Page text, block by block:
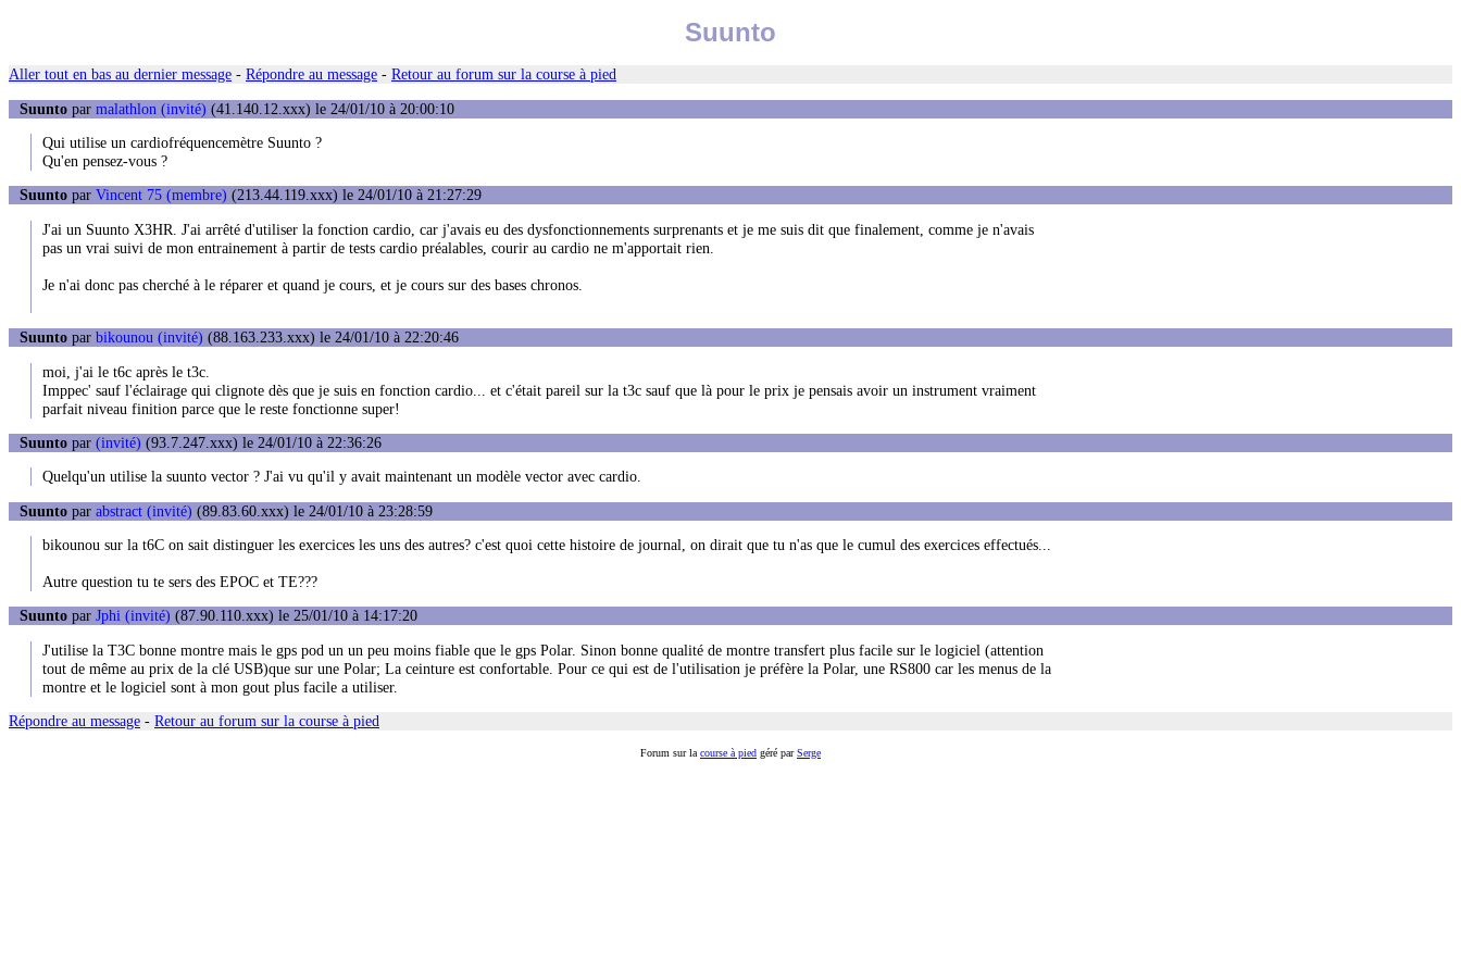
Suunto
Aller tout en bas au dernier message - Répondre au message - Retour au forum sur la course à pied
Suunto par malathlon (invité) (41.140.12.xxx) le 24/01/10 à 20:00:10
Qui utilise un cardiofréquencemètre Suunto ?
Qu'en pensez-vous ?
Suunto par Vincent 75 (membre) (213.44.119.xxx) le 24/01/10 à 21:27:29
J'ai un Suunto X3HR. J'ai arrêté d'utiliser la fonction cardio, car j'avais eu des dysfonctionnements surprenants et je me suis dit que finalement, comme je n'avais
pas un vrai suivi de mon entrainement à partir de tests cardio préalables, courir au cardio ne m'apportait rien.
Je n'ai donc pas cherché à le réparer et quand je cours, et je cours sur des bases chronos.
Suunto par bikounou (invité) (88.163.233.xxx) le 24/01/10 à 22:20:46
moi, j'ai le t6c après le t3c.
Imppec' sauf l'éclairage qui clignote dès que je suis en fonction cardio... et c'était pareil sur la t3c sauf que là pour le prix je pensais avoir un instrument vraiment
parfait niveau finition parce que le reste fonctionne super!
Suunto par (invité) (93.7.247.xxx) le 24/01/10 à 22:36:26
Quelqu'un utilise la suunto vector ? J'ai vu qu'il y avait maintenant un modèle vector avec cardio.
Suunto par abstract (invité) (89.83.60.xxx) le 24/01/10 à 23:28:59
bikounou sur la t6C on sait distinguer les exercices les uns des autres? c'est quoi cette histoire de journal, on dirait que tu n'as que le cumul des exercices effectués...
Autre question tu te sers des EPOC et TE???
Suunto par Jphi (invité) (87.90.110.xxx) le 25/01/10 à 14:17:20
J'utilise la T3C bonne montre mais le gps pod un un peu moins fiable que le gps Polar. Sinon bonne qualité de montre transfert plus facile sur le logiciel (attention
tout de même au prix de la clé USB)que sur une Polar; La ceinture est confortable. Pour ce qui est de l'utilisation je préfère la Polar, une RS800 car les menus de la
montre et le logiciel sont à mon gout plus facile a utiliser.
Répondre au message - Retour au forum sur la course à pied
Forum sur la course à pied géré parSerge